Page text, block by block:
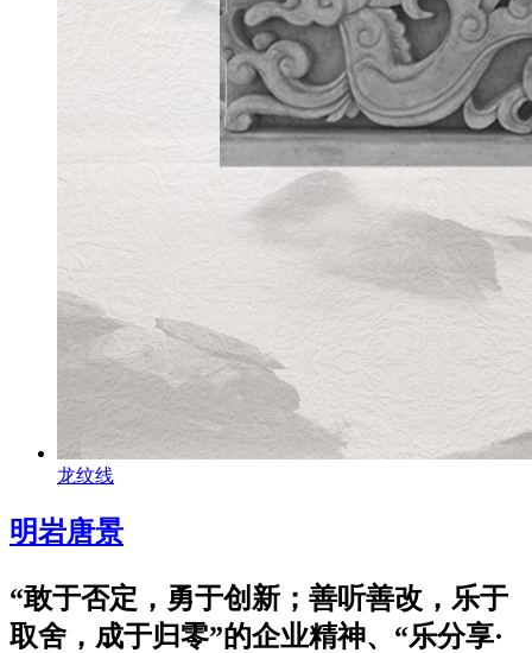
龙纹线
明岩唐景
“敢于否定，勇于创新；善听善改，乐于
取舍，成于归零”的企业精神、“乐分享·